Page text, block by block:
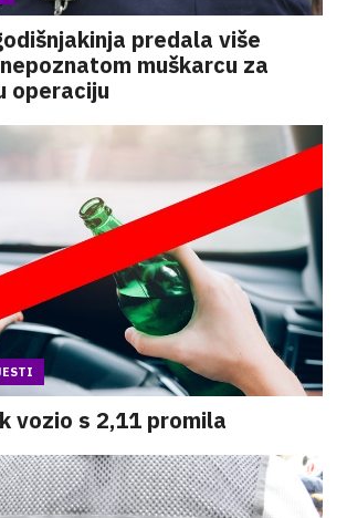
predala više
muškarcu za
operaciju
vozio s 2,11 promila